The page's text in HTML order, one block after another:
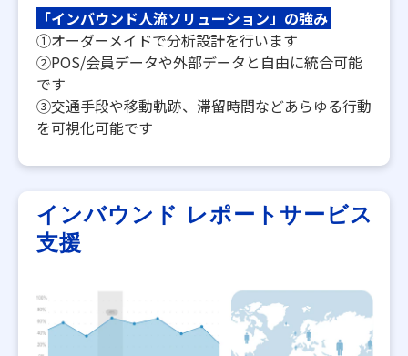
「インバウンド人流ソリューション」の強み
①オーダーメイドで分析設計を行います
②POS/会員データや外部データと自由に統合可能
です
③交通手段や移動軌跡、滞留時間などあらゆる行動
を可視化可能です
インバウンド レポートサービス
支援